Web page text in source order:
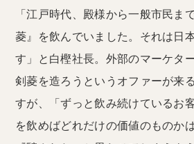
「江戸時代、殿様から一般市民ま
菱』を飲んでいました。それは日
す」と白樫社長。外部のマーケタ
剣菱を造ろうというオファーが来
すが、「ずっと飲み続けているお
を飲めばどれだけの価値のものか